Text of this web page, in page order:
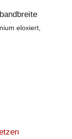
eloxiert,